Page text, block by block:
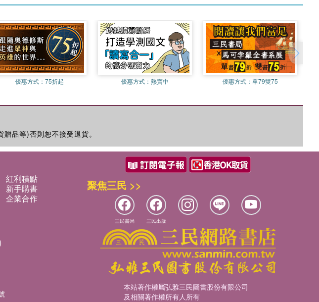
優惠方式： 75折起 優惠方式： 熱賣中 優惠方式：單79雙75
品等)否則恕不接受退貨。
紅利積點
新手購書
企業合作
聚焦三民 >>
三民書局 三民出版
本站著作權屬弘雅三民圖書股份有限公司
及相關著作權所有人所有